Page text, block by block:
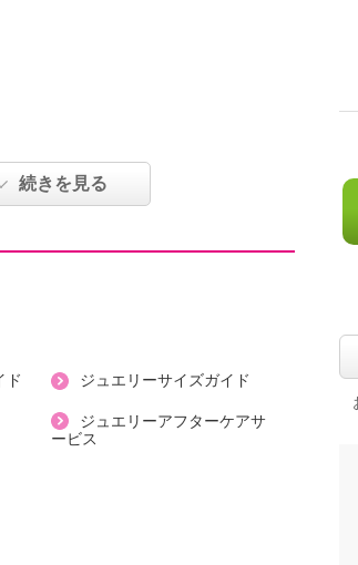
ベル）】
温）
可
続きを見る
ド ジュエリーサイズガイド
ジュエリーアフターケアサ
ービス